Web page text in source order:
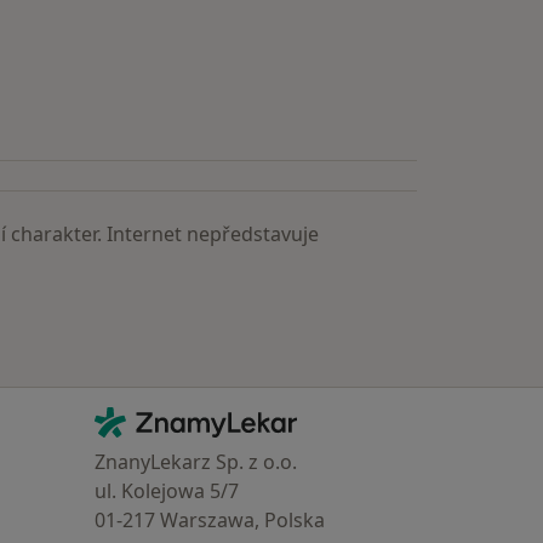
charakter. Internet nepředstavuje
Kontakt
ZnamyLekar - Hlavní stránka
ZnanyLekarz Sp. z o.o.
ul. Kolejowa 5/7
01-217 Warszawa, Polska